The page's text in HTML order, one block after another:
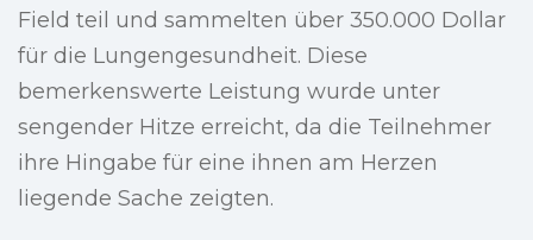
Field teil und sammelten über 350.000 Dollar
für die Lungengesundheit. Diese
bemerkenswerte Leistung wurde unter
sengender Hitze erreicht, da die Teilnehmer
ihre Hingabe für eine ihnen am Herzen
liegende Sache zeigten.